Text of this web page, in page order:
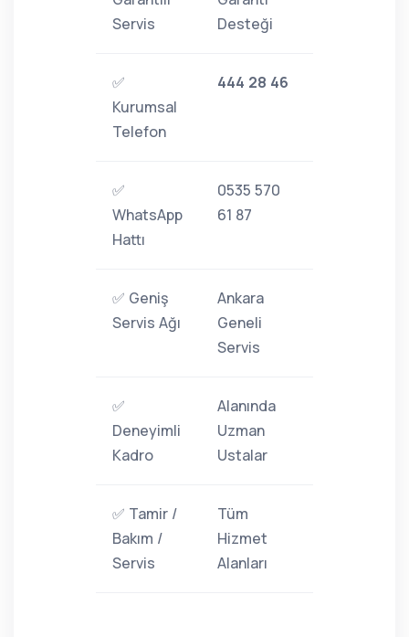
Servis
Desteği
✅
Kurumsal
Telefon
444 28 46
✅
WhatsApp
Hattı
0535 570
61 87
✅ Geniş
Servis Ağı
Ankara
Geneli
Servis
✅
Deneyimli
Kadro
Alanında
Uzman
Ustalar
✅ Tamir /
Bakım /
Servis
Tüm
Hizmet
Alanları